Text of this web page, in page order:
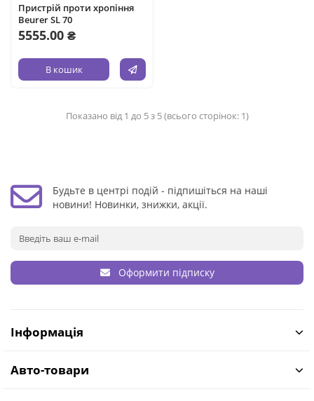
Пристрій проти хропіння
Beurer SL 70
5555.00 ₴
В кошик
Показано від 1 до 5 з 5 (всього сторінок: 1)
Будьте в центрі подій - підпишіться на наші
новини! Новинки, знижки, акції.
Оформити підписку
Інформація
Авто-товари